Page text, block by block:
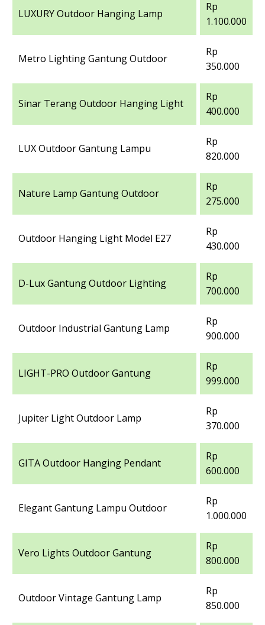
LUXURY Outdoor Hanging Lamp
Rp
1.100.000
Metro Lighting Gantung Outdoor
Rp
350.000
Sinar Terang Outdoor Hanging Light
Rp
400.000
LUX Outdoor Gantung Lampu
Rp
820.000
Nature Lamp Gantung Outdoor
Rp
275.000
Outdoor Hanging Light Model E27
Rp
430.000
D-Lux Gantung Outdoor Lighting
Rp
700.000
Outdoor Industrial Gantung Lamp
Rp
900.000
LIGHT-PRO Outdoor Gantung
Rp
999.000
Jupiter Light Outdoor Lamp
Rp
370.000
GITA Outdoor Hanging Pendant
Rp
600.000
Elegant Gantung Lampu Outdoor
Rp
1.000.000
Vero Lights Outdoor Gantung
Rp
800.000
Outdoor Vintage Gantung Lamp
Rp
850.000